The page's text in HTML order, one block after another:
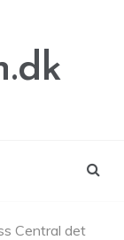
Central det